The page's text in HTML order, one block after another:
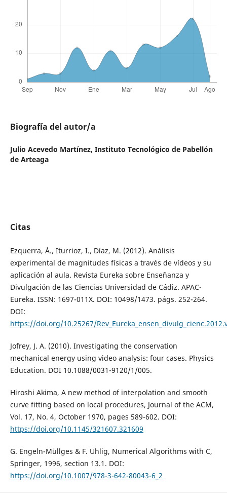
Biografía del autor/a
Julio Acevedo Martínez, Instituto Tecnológico de Pabellón
de Arteaga
Citas
Ezquerra, Á., Iturrioz, I., Díaz, M. (2012). Análisis
experimental de magnitudes físicas a través de vídeos y su
aplicación al aula. Revista Eureka sobre Enseñanza y
Divulgación de las Ciencias Universidad de Cádiz. APAC-
Eureka. ISSN: 1697-011X. DOI: 10498/1473. págs. 252-264.
DOI:
https://doi.org/10.25267/
Jofrey, J. A. (2010). Investigating the conservation
mechanical energy using video analysis: four cases. Physics
Education. DOI 10.1088/0031-9120/1/005.
Hiroshi Akima, A new method of interpolation and smooth
curve fitting based on local procedures, Journal of the ACM,
Vol. 17, No. 4, October 1970, pages 589-602. DOI:
https://doi.org/10.1145/321607.321609
G. Engeln-Müllges & F. Uhlig, Numerical Algorithms with C,
Springer, 1996, section 13.1. DOI:
https://doi.org/10.1007/978-3-642-80043-6_2